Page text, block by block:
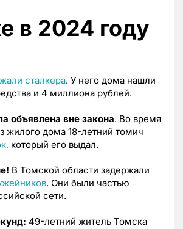
в 2024 году
сталкера. У него дома нашли
и 4 миллиона рублей.
объявлена вне закона. Во время
жилого дома 18-летний томич
который его выдал.
В Томской области задержали
. Они были частью
сети.
49-летний житель Томска